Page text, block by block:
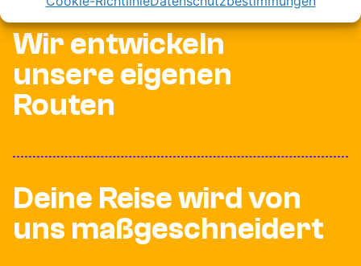
Wir entwickeln
unsere eigenen
Routen
Deine Reise wird von
uns maßgeschneidert